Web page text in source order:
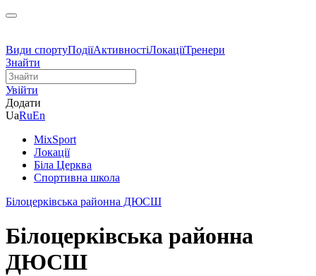
Види спортуПодіїАктивностіЛокаціїТренери
Знайти
Увійти
Додати
UaRuEn
MixSport
Локації
Біла Церква
Спортивна школа
Білоцерківська районна ДЮСШ
Білоцерківська районна
ДЮСШ